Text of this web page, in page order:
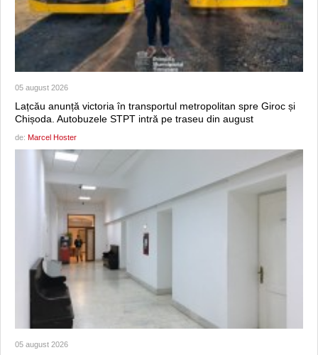
05 august 2026
Lațcău anunță victoria în transportul metropolitan spre Giroc și
Chișoda. Autobuzele STPT intră pe traseu din august
de: Marcel Hoster
05 august 2026